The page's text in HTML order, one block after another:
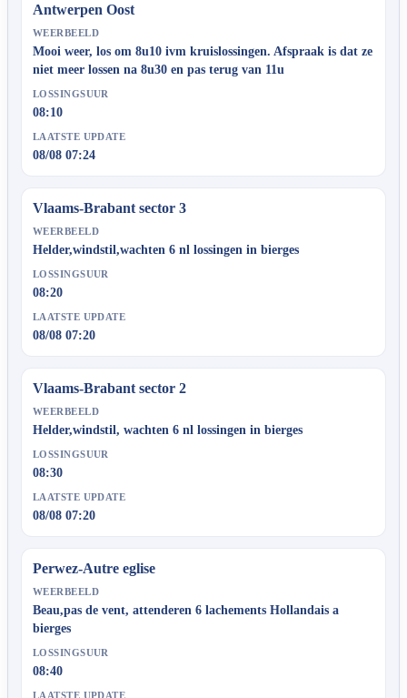
Antwerpen Oost
WEERBEELD
Mooi weer, los om 8u10 ivm kruislossingen. Afspraak is dat ze
niet meer lossen na 8u30 en pas terug van 11u
LOSSINGSUUR
08:10
LAATSTE UPDATE
08/08 07:24
Vlaams-Brabant sector 3
WEERBEELD
Helder,windstil,wachten 6 nl lossingen in bierges
LOSSINGSUUR
08:20
LAATSTE UPDATE
08/08 07:20
Vlaams-Brabant sector 2
WEERBEELD
Helder,windstil, wachten 6 nl lossingen in bierges
LOSSINGSUUR
08:30
LAATSTE UPDATE
08/08 07:20
Perwez-Autre eglise
WEERBEELD
Beau,pas de vent, attenderen 6 lachements Hollandais a
bierges
LOSSINGSUUR
08:40
LAATSTE UPDATE